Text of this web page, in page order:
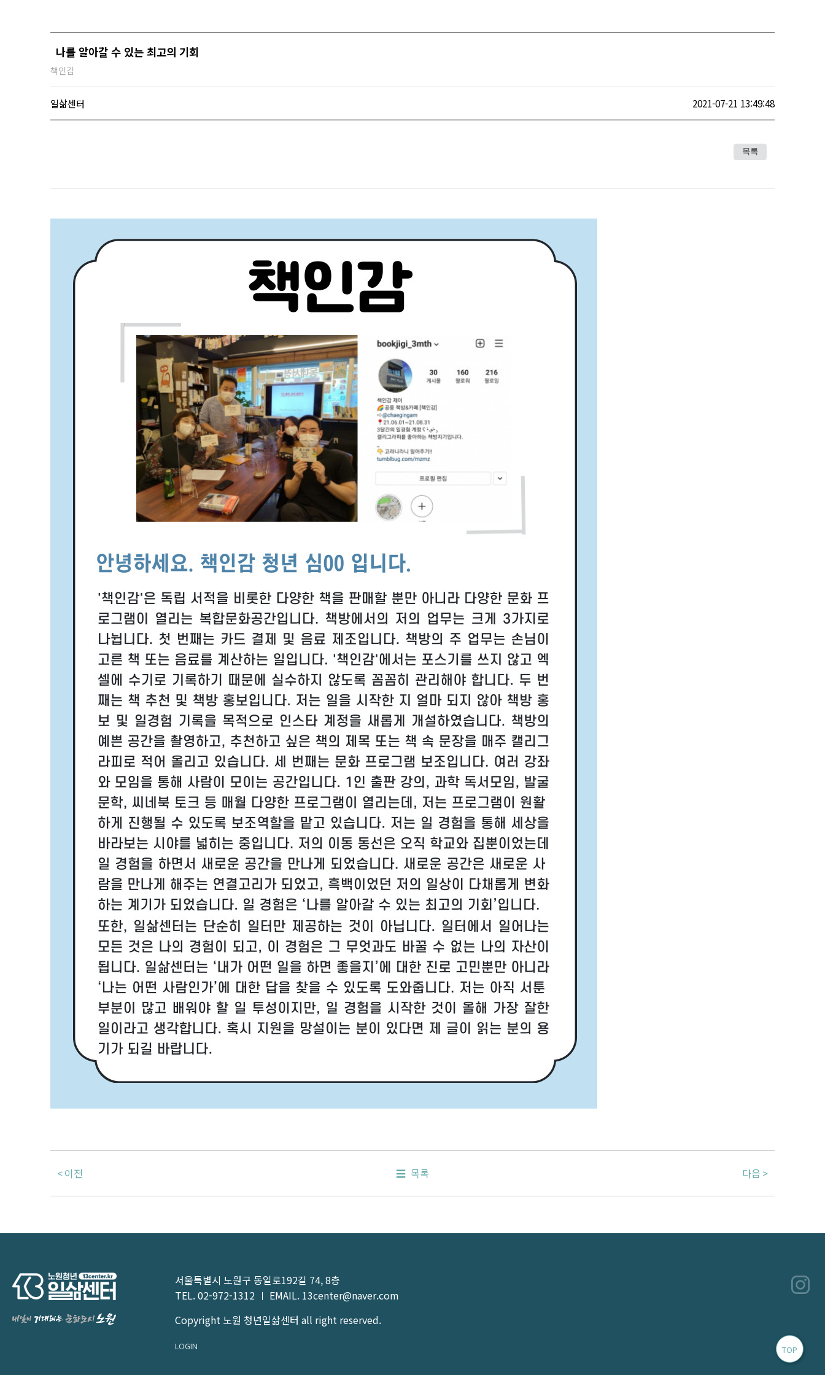
나를 알아갈 수 있는 최고의 기회
책인감
일삶센터 2021-07-21 13:49:48
목록
이전 목록 다음
서울특별시 노원구 동일로192길 74, 8층
TEL.02-972-1312 EMAIL. 13center@naver.com
Copyright 노원 청년일삶센터 all right reserved.
LOGIN TOP